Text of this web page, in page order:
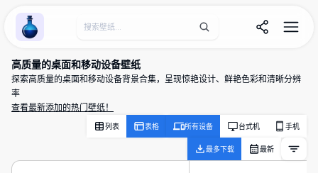
Wallpaper Alchemy
高质量的桌面和移动设备壁纸
探索高质量的桌面和移动设备背景合集，呈现惊艳设计、鲜艳色彩和清晰分辨
率
查看最新添加的热门壁纸！
列表 表格 所有设备 台式机 手机
最多下载 最新